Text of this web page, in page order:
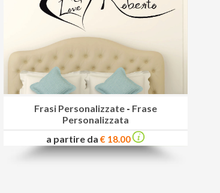
Frasi Personalizzate - Frase
Personalizzata
a partire da€ 18.00